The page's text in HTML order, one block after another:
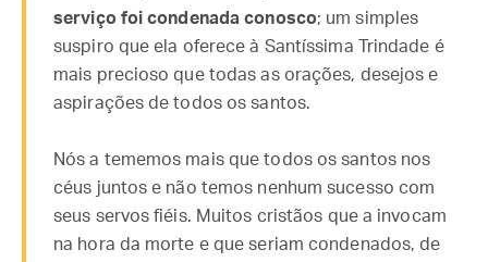
serviço foi condenada conosco; um simples
suspiro que ela oferece à Santíssima Trindade é
mais precioso que todas as orações, desejos e
aspirações de todos os santos.
Nós a tememos mais que todos os santos nos
céus juntos e não temos nenhum sucesso com
seus servos fiéis. Muitos cristãos que a invocam
na hora da morte e que seriam condenados, de